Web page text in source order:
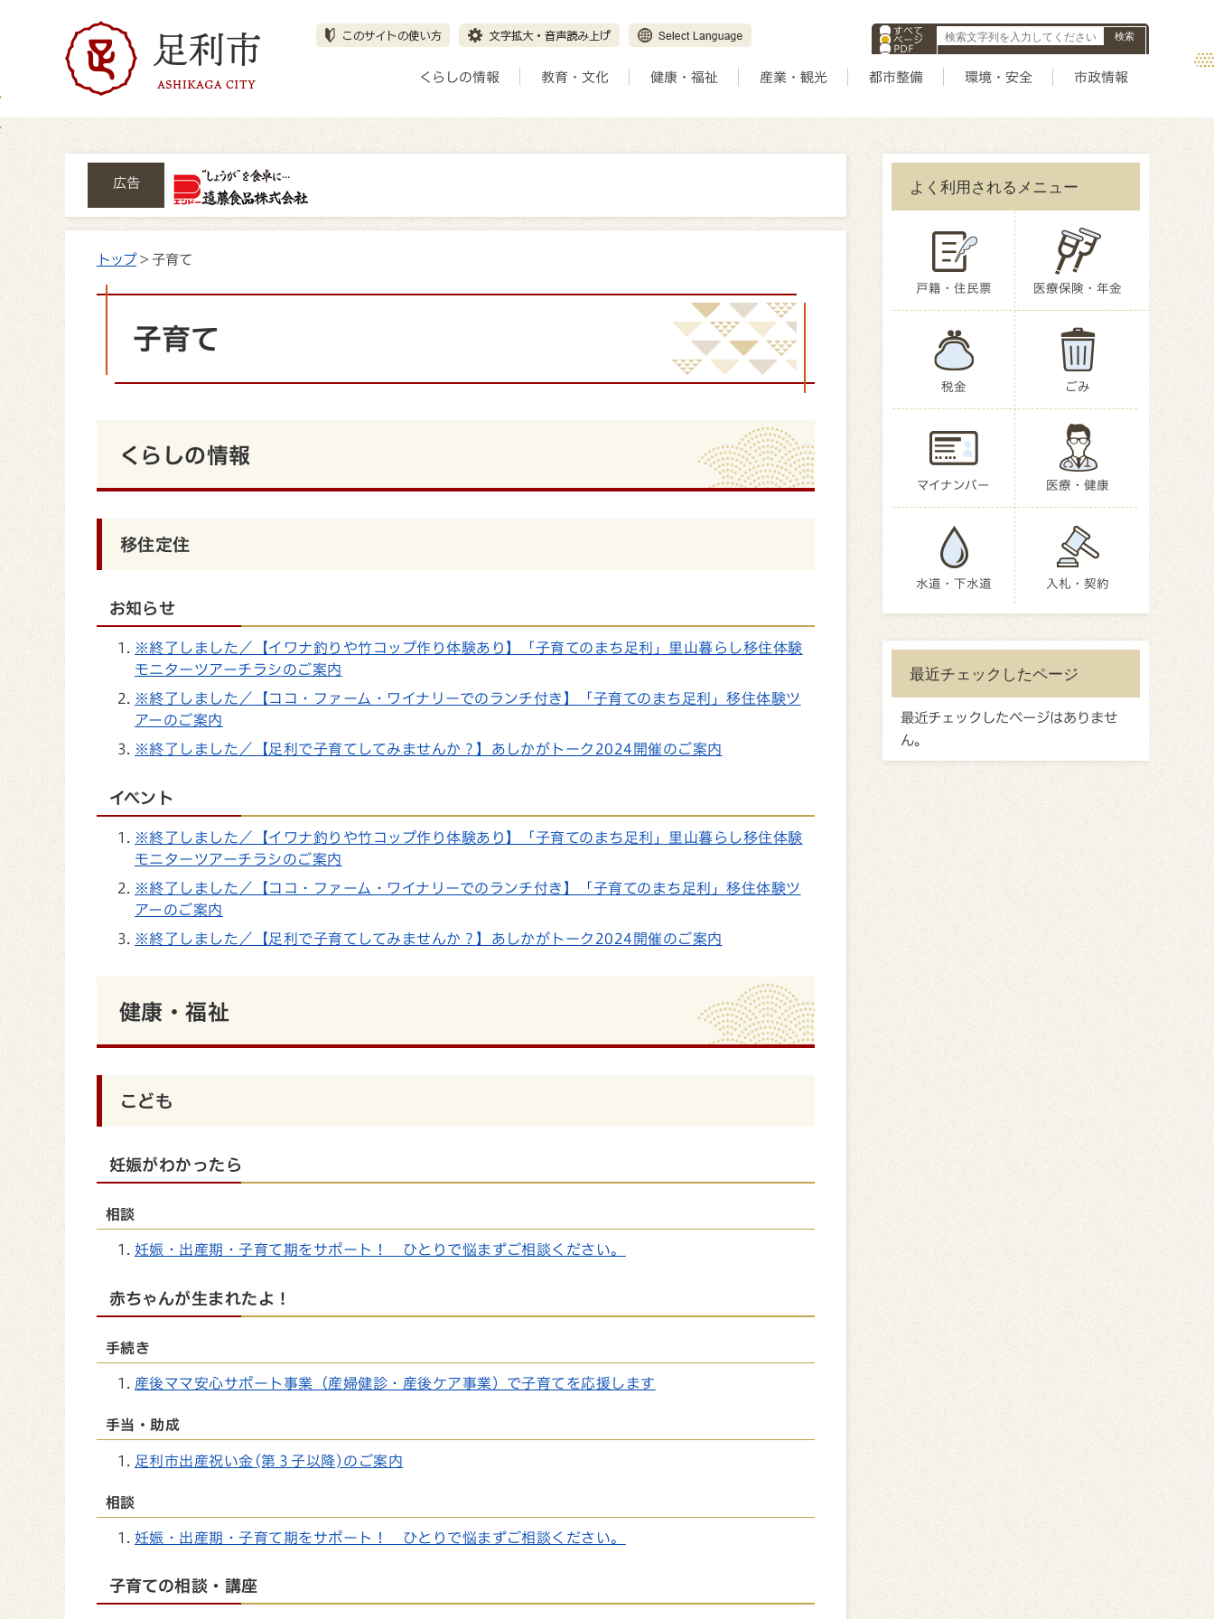
すべて
ページ
PDF
ID
くらしの情報 教育・文化 健康・福祉 産業・観光 都市整備 環境・安全 市政情報
広告
トップ> 子育て
子育て
くらしの情報
移住定住
お知らせ
※終了しました／【イワナ釣りや竹コップ作り体験あり】「子育てのまち足利」里山暮らし移住体験
モニターツアーチラシのご案内
※終了しました／【ココ・ファーム・ワイナリーでのランチ付き】「子育てのまち足利」移住体験ツ
アーのご案内
※終了しました／【足利で子育てしてみませんか？】あしかがトーク2024開催のご案内
イベント
※終了しました／【イワナ釣りや竹コップ作り体験あり】「子育てのまち足利」里山暮らし移住体験
モニターツアーチラシのご案内
※終了しました／【ココ・ファーム・ワイナリーでのランチ付き】「子育てのまち足利」移住体験ツ
アーのご案内
※終了しました／【足利で子育てしてみませんか？】あしかがトーク2024開催のご案内
健康・福祉
こども
妊娠がわかったら
相談
妊娠・出産期・子育て期をサポート！ ひとりで悩まずご相談ください。
赤ちゃんが生まれたよ！
手続き
産後ママ安心サポート事業（産婦健診・産後ケア事業）で子育てを応援します
手当・助成
足利市出産祝い金(第３子以降)のご案内
相談
妊娠・出産期・子育て期をサポート！ ひとりで悩まずご相談ください。
子育ての相談・講座
よく利用されるメニュー
戸籍・住民票 医療保険・年金
税金 ごみ
マイナンバー 医療・健康
水道・下水道 入札・契約
最近チェックしたページ
最近チェックしたページはありませ
ん。